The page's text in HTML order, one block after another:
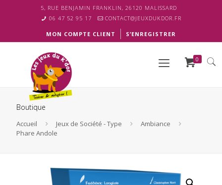
5, RUE BENJAMIN FRANKLIN, 26120 MALISSARD
06 47 52 95 17
CONTACT@JEUXDUKDOR.FR
MON COMPTE CLIENT S’ENREGISTRER
0
Boutique
Accueil Jeux de Société - Type
Ambiance
Phare Andole